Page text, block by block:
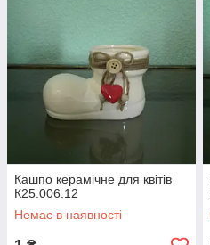
Кашпо керамічне для квітів
К25.006.12
Немає в наявності